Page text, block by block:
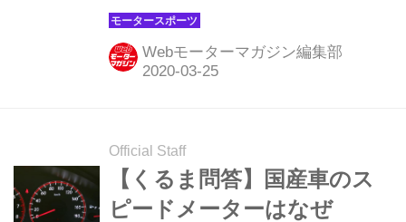
は、これらを「ハコ」と呼んで愛し
た。連載第7回で紹介するのは、16バ
ルブDOHCを積んだ「KP47型パブリ
Webモーターマガジン編集部
Official Staff
【くるま問答】国産車のス
ピードメーターはなぜ